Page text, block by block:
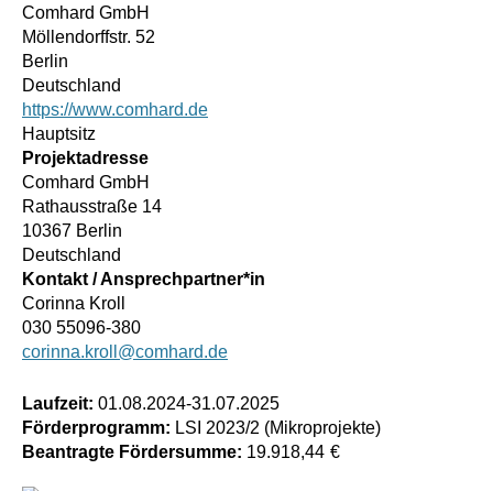
Comhard GmbH
Möllendorffstr. 52
Berlin
Deutschland
https://www.comhard.de
Hauptsitz
Projektadresse
Comhard GmbH
Rathausstraße 14
10367 Berlin
Deutschland
Kontakt / Ansprechpartner*in
Corinna Kroll
030 55096-380
corinna.kroll@comhard.de
Laufzeit: 01.08.2024-31.07.2025
Förderprogramm: LSI 2023/2 (Mikroprojekte)
Beantragte Fördersumme: 19.918,44 €